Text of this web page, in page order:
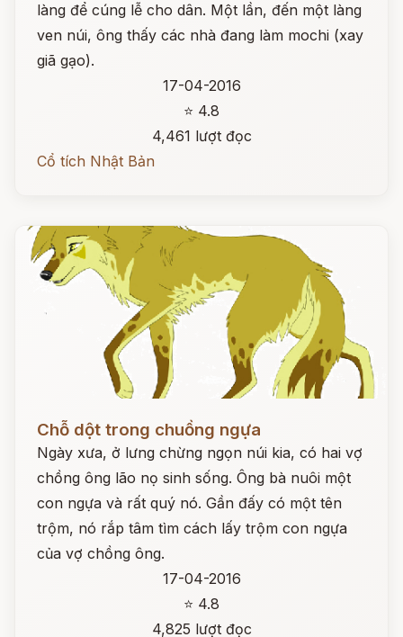
làng để cúng lễ cho dân. Một lần, đến một làng
ven núi, ông thấy các nhà đang làm mochi (xay
giã gạo).
17-04-2016
⭐ 4.8
4,461 lượt đọc
Cổ tích Nhật Bản
Đọc ngay
Chỗ dột trong chuồng ngựa
Ngày xưa, ở lưng chừng ngọn núi kia, có hai vợ
chồng ông lão nọ sinh sống. Ông bà nuôi một
con ngựa và rất quý nó. Gần đấy có một tên
trộm, nó rắp tâm tìm cách lấy trộm con ngựa
của vợ chồng ông.
17-04-2016
⭐ 4.8
4,825 lượt đọc